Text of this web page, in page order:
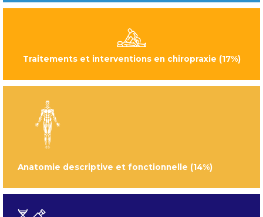
Traitements et interventions en chiropraxie (17%)
Anatomie descriptive et fonctionnelle (14%)